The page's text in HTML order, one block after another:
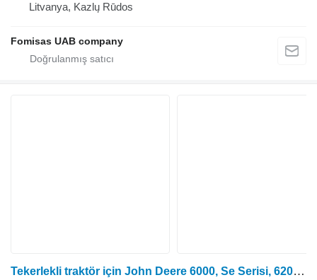
Litvanya, Kazlų Rūdos
Fomisas UAB company
Tekerlekli traktör için John Deere 6000, Se Serisi, 6200, Se6510 Arka Aks Yarım Şaftı Sağ L77516 difrensiyel mili